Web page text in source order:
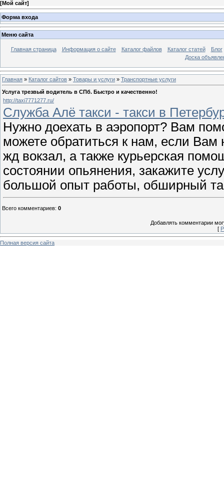
[Мой сайт]
Форма входа
Меню сайта
Главная страница Информация о сайте Каталог файлов Каталог статей
Блог
Доска
Главная » Каталог сайтов » Товары и услуги » Транспортные услуги
Услуга трезвый водитель в СПб. Быстро и качественно!
http://taxi7771277.ru/
Служба Алё такси - такси в
Нужно доехать в аэропорт? Вам
можете обратиться к нам, если Вам
жд вокзал, а также курьерская
состоянии опьянения, закажите
большой опыт работы, обширный
Всего комментариев: 0
Добавлять комментарии
[
Полная версия сайта